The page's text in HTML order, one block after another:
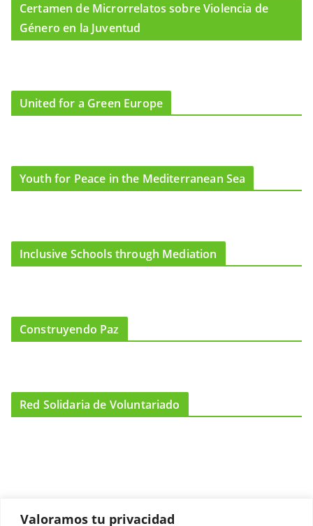
Valoramos tu privacidad
Certamen de Microrrelatos sobre Violencia de
Género en la Juventud
United for a Green Europe
Youth for Peace in the Mediterranean Sea
Inclusive Schools through Mediation
Construyendo Paz
Red Solidaria de Voluntariado